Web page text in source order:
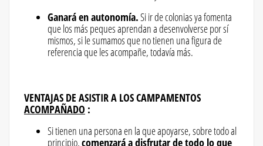
Ganará en autonomía.Si ir de colonias ya fomenta
que los más peques aprendan a desenvolverse por sí
mismos, si le sumamos que no tienen una figura de
referencia que les acompañe, todavía más.
VENTAJAS DE ASISTIR A LOS CAMPAMENTOS
ACOMPAÑADO :
Si tienen una persona en la que apoyarse, sobre todo al
principio,comenzará a disfrutar de todo lo que